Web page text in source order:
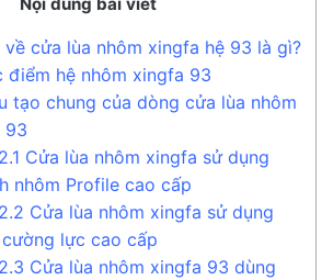
cửa lùa nhôm xingfa hệ 93 là gì?
điểm hệ nhôm xingfa 93
tạo chung của dòng cửa lùa nhôm
93
Cửa lùa nhôm xingfa sử dụng
nhôm Profile cao cấp
Cửa lùa nhôm xingfa sử dụng
lực cao cấp
Cửa lùa nhôm xingfa 93 dùng